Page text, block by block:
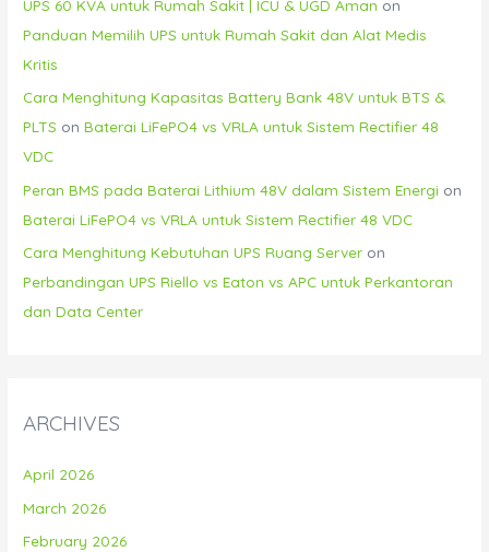
UPS 60 KVA untuk Rumah Sakit | ICU & UGD Aman on
Panduan Memilih UPS untuk Rumah Sakit dan Alat Medis
Kritis
Cara Menghitung Kapasitas Battery Bank 48V untuk BTS &
PLTS onBaterai LiFePO4 vs VRLA untuk Sistem Rectifier 48
VDC
Peran BMS pada Baterai Lithium 48V dalam Sistem Energi on
Baterai LiFePO4 vs VRLA untuk Sistem Rectifier 48 VDC
Cara Menghitung Kebutuhan UPS Ruang Server on
Perbandingan UPS Riello vs Eaton vs APC untuk Perkantoran
dan Data Center
ARCHIVES
April 2026
March 2026
February 2026